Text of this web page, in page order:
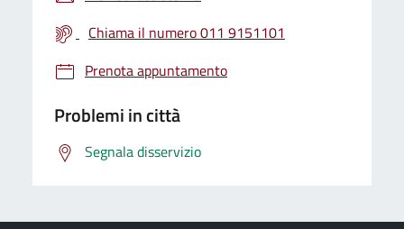
Chiama il numero 011 9151101
Prenota appuntamento
Problemi in città
Segnala disservizio